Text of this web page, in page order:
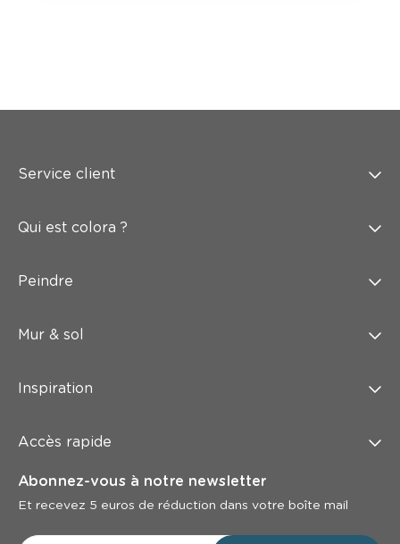
Service client
Qui est colora ?
Peindre
Mur & sol
Inspiration
Accès rapide
Abonnez-vous à notre newsletter
Et recevez 5 euros de réduction dans votre boîte mail